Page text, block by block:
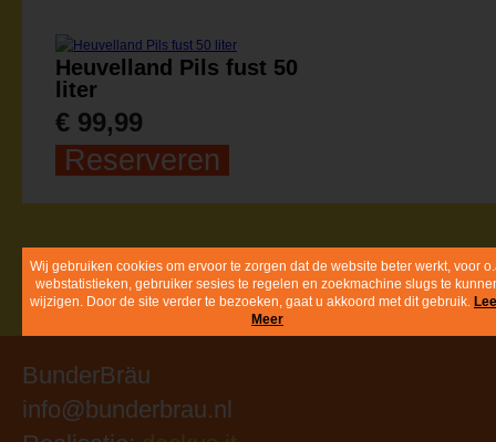
Heuvelland Pils fust 50
liter
€ 99,99
Reserveren
Wij gebruiken cookies om ervoor te zorgen dat de website beter
voor o.a. webstatistieken, gebruiker sesies te regelen en
slugs te kunnen wijzigen. Door de site verder te bezoeken, gaat u
akkoord met dit gebruik.
BunderBräu
info@bunderbrau.nl